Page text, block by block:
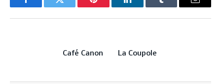
FacebookTwitter Pinterest LinkedInTumblr Email
Café Canon
La Coupole